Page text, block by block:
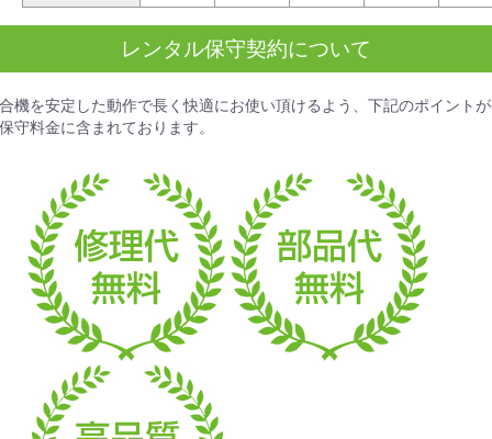
レンタル保守契約について
機を安定した動作で長く快適にお使い頂けるよう、下記のポイントが
守料金に含まれております。